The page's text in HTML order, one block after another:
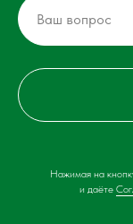
Нажимая на
и даёте